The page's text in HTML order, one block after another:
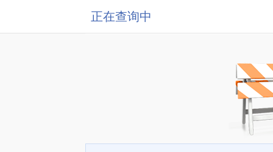
正在查询中